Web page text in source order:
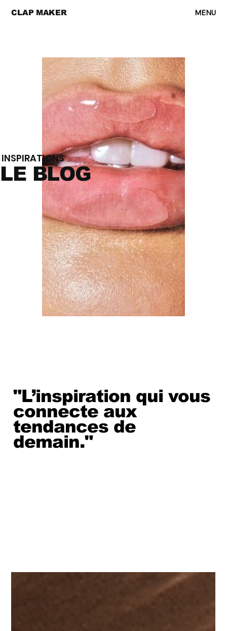
CLAP MAKER MENU
INSPIRATIONS
LE BLOG
"L’inspiration qui vous
connecte aux
tendances de
demain."